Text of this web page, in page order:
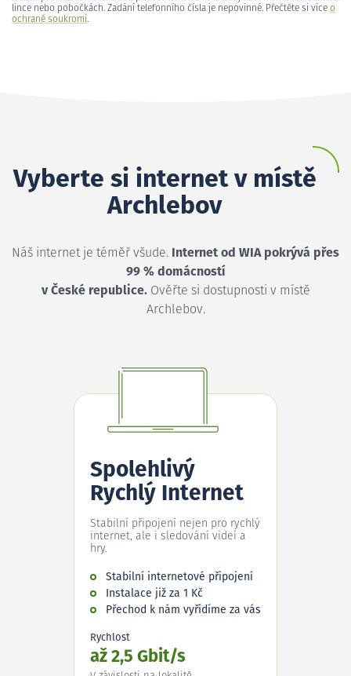
lince nebo pobočkách. Zadání telefonního čísla je nepovinné. Přečtěte si více o
ochraně soukromí.
Vyberte si internet v místě
Archlebov
Náš internet je téměř všude. Internet od WIA pokrývá přes
99 % domácností
v České republice.Ověřte si dostupnosti v místě
Archlebov.
Spolehlivý
Rychlý Internet
Stabilní připojení nejen pro rychlý
internet, ale i sledování videí a
hry.
Stabilní internetové připojení
Instalace již za 1 Kč
Přechod k nám vyřídíme za vás
Rychlost
až 2,5 Gbit/s